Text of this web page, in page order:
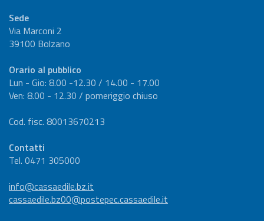
Sede
Via Marconi 2
39100 Bolzano
Orario al pubblico
Lun - Gio: 8.00 -12.30 / 14.00 - 17.00
Ven: 8.00 - 12.30 / pomeriggio chiuso
Cod. fisc. 80013670213
Contatti
Tel. 0471 305000
info@cassaedile.bz.it
cassaedile.bz00@postepec.cassaedile.it